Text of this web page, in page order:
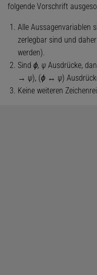
folgende Vorschrift
Alle Aussagenvariablen
zerlegbar sind und daher
werden).
Sind ϕ, ψ Ausdrücke,
→ ψ), (ϕ ↔ ψ)
Keine weiteren